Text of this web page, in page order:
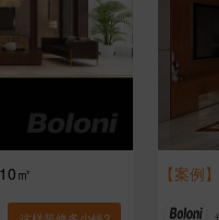
㎡ 【案例】